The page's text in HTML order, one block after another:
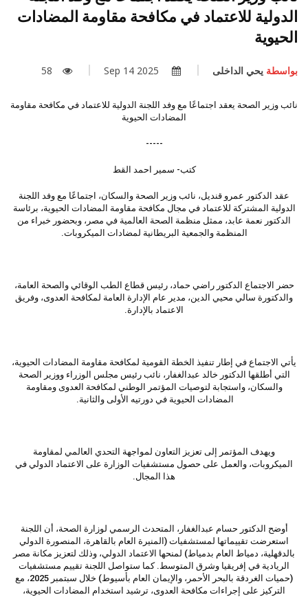
الدولية للاعتماد في مكافحة مقاومة المضادات
الحيوية
بواسطة يحي الداخلى 58
نائب وزير الصحة يعقد اجتماعًا مع وفد اللجنة الدولية للاعتماد في مكافحة مقاومة
المضادات الحيوية
-----
كتب- سمير احمد القط
عقد الدكتور عمرو قنديل، نائب وزير الصحة والسكان، اجتماعًا مع وفد اللجنة
الدولية المشتركة للاعتماد في مجال مكافحة مقاومة المضادات الحيوية، برئاسة
الدكتور نعمة عابد، ممثل منظمة الصحة العالمية في مصر، وبحضور خبراء من
المنظمة والجمعية البريطانية لمضادات الميكروبات.
حضر الاجتماع الدكتور راضي حماد، رئيس قطاع الطب الوقائي والصحة العامة،
والدكتورة سالي محيي الدين، مدير عام الإدارة العامة لمكافحة العدوى، وفريق
الاعتماد بالإدارة.
يأتي الاجتماع في إطار تنفيذ الخطة القومية لمكافحة مقاومة المضادات الحيوية،
التي أطلقها الدكتور خالد عبدالغفار، نائب رئيس مجلس الوزراء ووزير الصحة
والسكان، واستجابة لتوصيات المؤتمر الوطني لمكافحة العدوى ومقاومة
المضادات الحيوية في دورتيه الأولى والثانية.
ويهدف المؤتمر إلى تعزيز التعاون لمواجهة التحدي العالمي لمقاومة
الميكروبات، والعمل على حصول مستشفيات الوزارة على الاعتماد الدولي في
هذا المجال.
أوضح الدكتور حسام عبدالغفار، المتحدث الرسمي لوزارة الصحة، أن اللجنة
استعرضت تقييماتها لمستشفيات (المنيرة العام بالقاهرة، المنصورة الدولي
بالدقهلية، دمياط العام بدمياط) لمنحها الاعتماد الدولي، وذلك لتعزيز مكانة مصر
الريادية في إفريقيا وشرق المتوسط. كما ستواصل اللجنة تقييم مستشفيات
(حميات الغردقة بالبحر الأحمر، والإيمان العام بأسيوط) خلال سبتمبر 2025، مع
التركيز على إجراءات مكافحة العدوى، ترشيد استخدام المضادات الحيوية،